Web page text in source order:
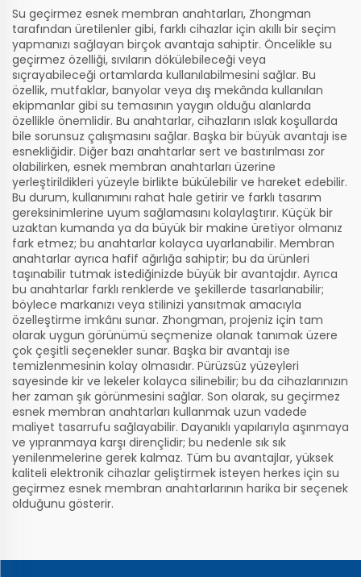
Su geçirmez esnek membran anahtarları, Zhongman
tarafından üretilenler gibi, farklı cihazlar için akıllı bir seçim
yapmanızı sağlayan birçok avantaja sahiptir. Öncelikle su
geçirmez özelliği, sıvıların dökülebileceği veya
sıçrayabileceği ortamlarda kullanılabilmesini sağlar. Bu
özellik, mutfaklar, banyolar veya dış mekânda kullanılan
ekipmanlar gibi su temasının yaygın olduğu alanlarda
özellikle önemlidir. Bu anahtarlar, cihazların ıslak koşullarda
bile sorunsuz çalışmasını sağlar. Başka bir büyük avantajı ise
esnekliğidir. Diğer bazı anahtarlar sert ve bastırılması zor
olabilirken, esnek membran anahtarları üzerine
yerleştirildikleri yüzeyle birlikte bükülebilir ve hareket edebilir.
Bu durum, kullanımını rahat hale getirir ve farklı tasarım
gereksinimlerine uyum sağlamasını kolaylaştırır. Küçük bir
uzaktan kumanda ya da büyük bir makine üretiyor olmanız
fark etmez; bu anahtarlar kolayca uyarlanabilir. Membran
anahtarlar ayrıca hafif ağırlığa sahiptir; bu da ürünleri
taşınabilir tutmak istediğinizde büyük bir avantajdır. Ayrıca
bu anahtarlar farklı renklerde ve şekillerde tasarlanabilir;
böylece markanızı veya stilinizi yansıtmak amacıyla
özelleştirme imkânı sunar. Zhongman, projeniz için tam
olarak uygun görünümü seçmenize olanak tanımak üzere
çok çeşitli seçenekler sunar. Başka bir avantajı ise
temizlenmesinin kolay olmasıdır. Pürüzsüz yüzeyleri
sayesinde kir ve lekeler kolayca silinebilir; bu da cihazlarınızın
her zaman şık görünmesini sağlar. Son olarak, su geçirmez
esnek membran anahtarları kullanmak uzun vadede
maliyet tasarrufu sağlayabilir. Dayanıklı yapılarıyla aşınmaya
ve yıpranmaya karşı dirençlidir; bu nedenle sık sık
yenilenmelerine gerek kalmaz. Tüm bu avantajlar, yüksek
kaliteli elektronik cihazlar geliştirmek isteyen herkes için su
geçirmez esnek membran anahtarlarının harika bir seçenek
olduğunu gösterir.